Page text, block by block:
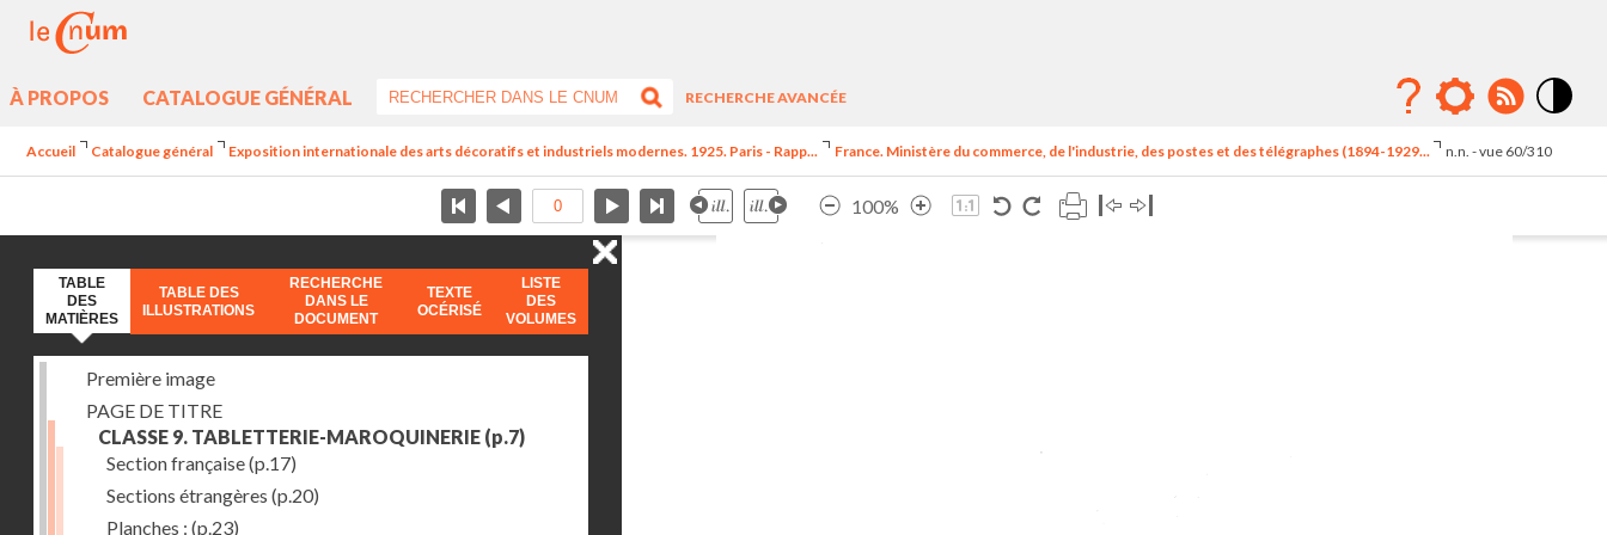
À PROPOS CATALOGUE GÉNÉRAL
RECHERCHE AVANCÉE
élévé
Accueil Catalogue général Exposition internationale des arts décoratifs et industriels modernes. 1925. Paris - Rapp... France. Ministère du commerce, de l'industrie, des postes et des télégraphes (1894-1929... n.n. - vue 60/310
100%
TABLE
DES
MATIÈRES
TABLE DES
ILLUSTRATIONS
RECHERCHE
DANS LE
DOCUMENT
TEXTE
OCÉRISÉ
LISTE
DES
VOLUMES
Première image
PAGE DE TITRE
CLASSE 9. TABLETTERIE-MAROQUINERIE (p.7)
Section française(p.17)
Sections étrangères (p.20)
Planches : (p.23)